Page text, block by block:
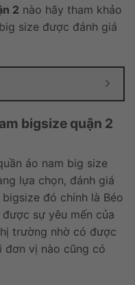
2 nào hãy tham khảo
size được đánh giá
bigsize quận 2
áo nam big size
lựa chọn, đánh giá
đó chính là Béo
sự yêu mến của
trường nhờ có được
đơn vị nào cũng có